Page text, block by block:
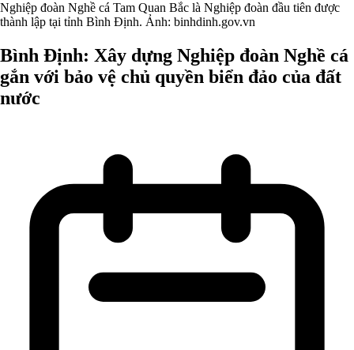
Nghiệp đoàn Nghề cá Tam Quan Bắc là Nghiệp đoàn đầu tiên được
thành lập tại tỉnh Bình Định. Ảnh: binhdinh.gov.vn
Bình Định: Xây dựng Nghiệp đoàn Nghề cá
gắn với bảo vệ chủ quyền biển đảo của đất
nước